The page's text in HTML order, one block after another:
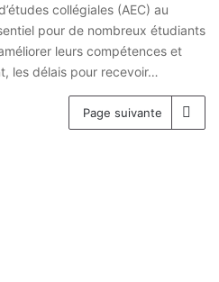
collégiales (AEC) au
pour de nombreux étudiants
leurs compétences et
les délais pour recevoir…
Page suivante